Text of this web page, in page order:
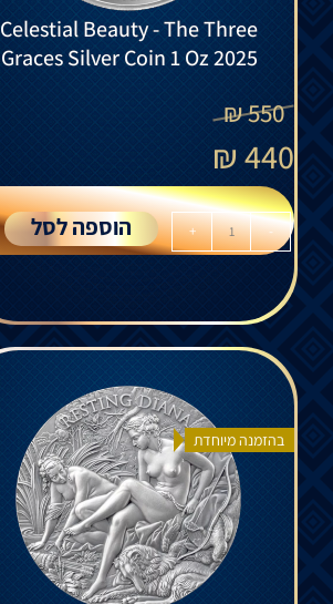
Celestial Beauty - The Three
Graces Silver Coin 1 Oz 2025
550
₪
440
₪
-
+ הוספה לסל
בהזמנה מיוחדת